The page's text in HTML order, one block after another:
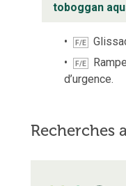
toboggan
F/E
F/E
d’urgence.
Recherches